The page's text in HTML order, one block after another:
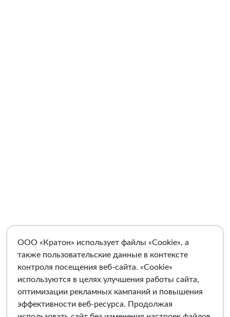
ООО «Кратон» использует файлы «Cookie», а
также пользовательские данные в контексте
контроля посещения веб-сайта. «Cookie»
используются в целях улучшения работы сайта,
оптимизации рекламных кампаний и повышения
эффективности веб-ресурса. Продолжая